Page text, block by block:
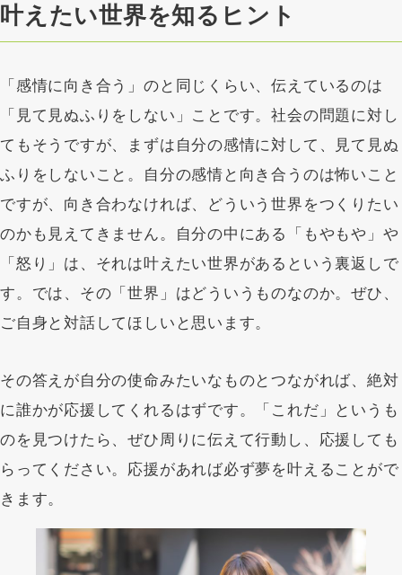
叶えたい世界を知るヒント
「感情に向き合う」のと同じくらい、伝えているのは
「見て見ぬふりをしない」ことです。社会の問題に対し
てもそうですが、まずは自分の感情に対して、見て見ぬ
ふりをしないこと。自分の感情と向き合うのは怖いこと
ですが、向き合わなければ、どういう世界をつくりたい
のかも見えてきません。自分の中にある「もやもや」や
「怒り」は、それは叶えたい世界があるという裏返しで
す。では、その「世界」はどういうものなのか。ぜひ、
ご自身と対話してほしいと思います。
その答えが自分の使命みたいなものとつながれば、絶対
に誰かが応援してくれるはずです。「これだ」というも
のを見つけたら、ぜひ周りに伝えて行動し、応援しても
らってください。応援があれば必ず夢を叶えることがで
きます。